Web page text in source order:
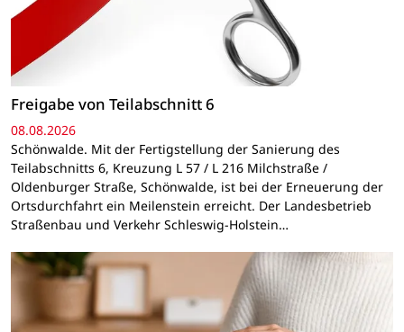
Freigabe von Teilabschnitt 6
08.08.2026
Schönwalde. Mit der Fertigstellung der Sanierung des
Teilabschnitts 6, Kreuzung L 57 / L 216 Milchstraße /
Oldenburger Straße, Schönwalde, ist bei der Erneuerung der
Ortsdurchfahrt ein Meilenstein erreicht. Der Landesbetrieb
Straßenbau und Verkehr Schleswig-Holstein…